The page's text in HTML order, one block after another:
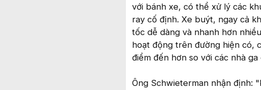
với bánh xe, có thể xử lý các
ray cố định. Xe buýt, ngay cả
tốc dễ dàng và nhanh hơn
hoạt động trên đường hiện có,
điểm đến hơn so với các nhà
Ông Schwieterman nhận định: